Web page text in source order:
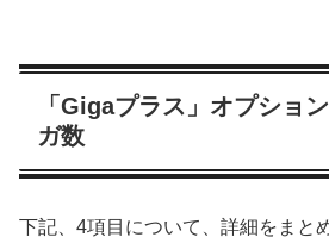
「Gigaプラス」オプショ
ガ数
下記、4項目について、詳細をまと